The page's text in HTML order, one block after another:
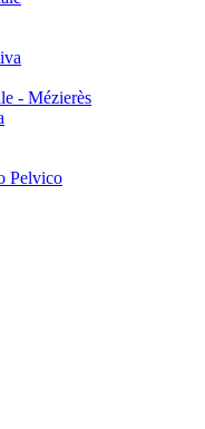
- Mézierès
Pelvico